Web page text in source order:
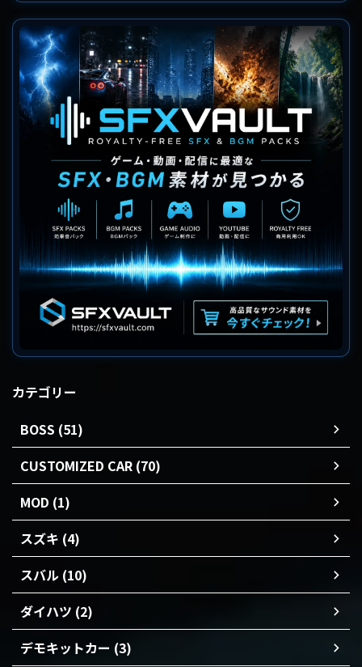
カテゴリー
BOSS (51)
CUSTOMIZED CAR (70)
MOD (1)
スズキ (4)
スバル (10)
ダイハツ (2)
デモキットカー (3)